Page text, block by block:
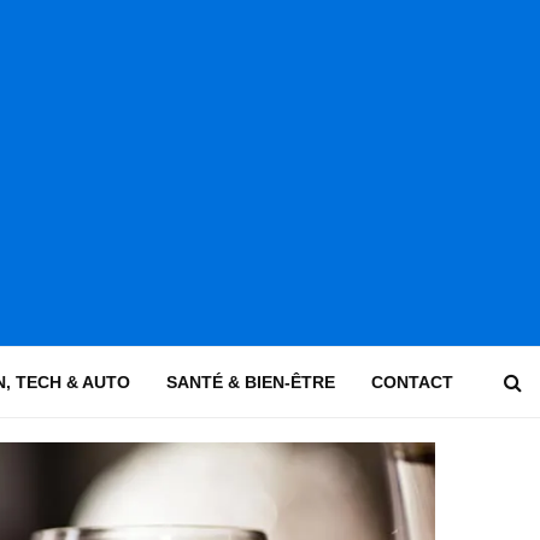
TECH & AUTO SANTÉ & BIEN-ÊTRE CONTACT